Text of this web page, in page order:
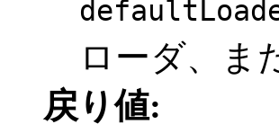
ローダ、ま
戻り値: